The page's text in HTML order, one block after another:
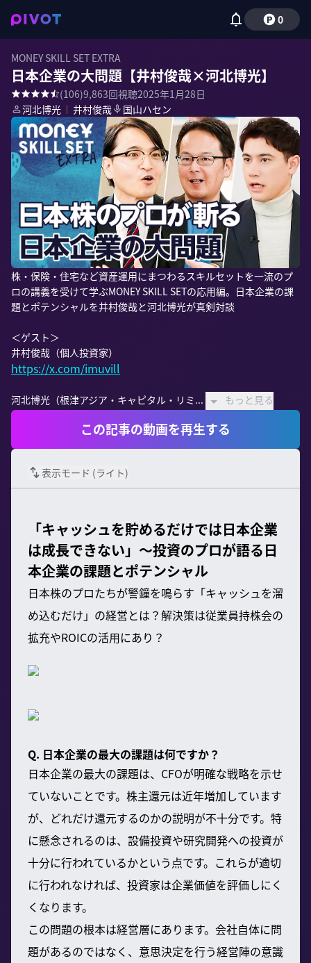
0
MONEY SKILL SET EXTRA
日本企業の大問題【井村俊哉×河北博光】
(106)9,863回視聴2025年1月28日
河北博光 ｜ 井村俊哉 国山ハセン
株・保険・住宅など資産運用にまつわるスキルセットを一流のプ
ロの講義を受けて学ぶMONEY SKILL SETの応用編。日本企業の課
題とポテンシャルを井村俊哉と河北博光が真剣対談
＜ゲスト＞
https://x.com/imuvill
河北博光（根津アジア・キャピタル・リミ... もっと見る
この記事の動画を再生する
表示モード (ライト)
「キャッシュを貯めるだけでは日本企業
は成長できない」〜投資のプロが語る日
本企業の課題とポテンシャル
日本株のプロたちが警鐘を鳴らす「キャッシュを溜
め込むだけ」の経営とは？解決策は従業員持株会の
拡充やROICの活用にあり？
Q. 日本企業の最大の課題は何ですか？
日本企業の最大の課題は、CFOが明確な戦略を示せ
ていないことです。株主還元は近年増加しています
が、どれだけ還元するのかの説明が不十分です。特
に懸念されるのは、設備投資や研究開発への投資が
十分に行われているかという点です。これらが適切
に行われなければ、投資家は企業価値を評価しにく
くなります。
この問題の根本は経営層にあります。会社自体に問
題があるのではなく、意思決定を行う経営陣の意識